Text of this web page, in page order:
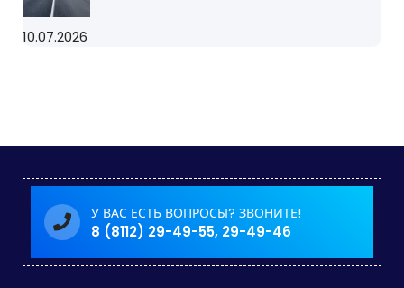
10.07.2026
У ВАС ЕСТЬ ВОПРОСЫ? ЗВОНИТЕ!
8 (8112) 29-49-55, 29-49-46